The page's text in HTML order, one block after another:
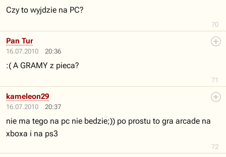
70
Czy to wyjdzie na PC?
16.07.2010 20:36
71
Pan Tur
:( A GRAMY z pieca?
16.07.2010 20:37
72
kameleon29
nie ma tego na pc nie bedzie;)) po prostu to gra arcade na
xboxa i na ps3